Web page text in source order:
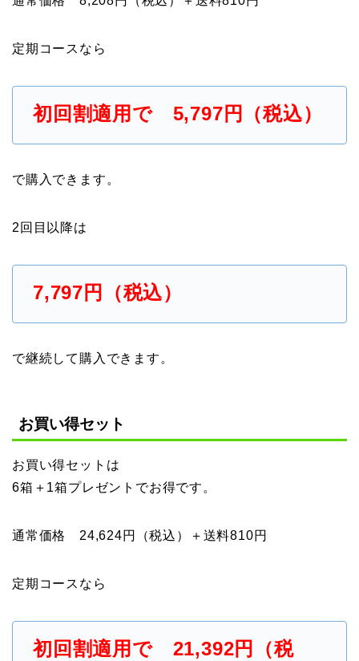
定期コースなら
初回割適用で 5,797円（税込）
で購入できます。
2回目以降は
7,797円（税込）
で継続して購入できます。
お買い得セット
お買い得セットは
6箱＋1箱プレゼントでお得です。
通常価格 24,624円（税込）＋送料810円
定期コースなら
初回割適用で 21,392円（税